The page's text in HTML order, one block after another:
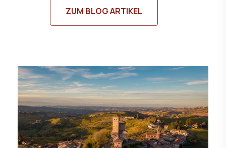
ZUM BLOG ARTIKEL